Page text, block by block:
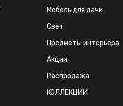
Мебель для дачи
Свет
Предметы интерьера
Акции
Распродажа
КОЛЛЕКЦИИ